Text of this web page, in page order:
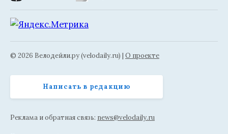
© 2026 Велодейли.ру (velodaily.ru) | О проекте
Написать в редакцию
Реклама и обратная связь: news@velodaily.ru